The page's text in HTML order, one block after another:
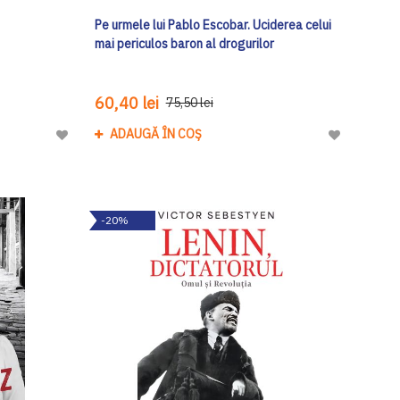
Adaugă
Dorinte
Pe urmele lui Pablo Escobar. Uciderea celui
mai periculos baron al drogurilor
60,40 lei 75,50 lei
ADAUGĂ ÎN COȘ
Adaugă
-20%